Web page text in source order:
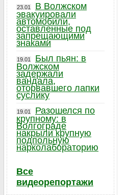
23.01
В Волжском
эвакуировали
автомобили,
оставленные под
запрещающими
знаками
19.01
Был пьян: в
Волжском
задержали
вандала,
оторвавшего лапки
суслику
19.01
Разошелся по
крупному: в
Волгограде
накрыли крупную
подпольную
нарколабораторию
Все
видеорепортажи